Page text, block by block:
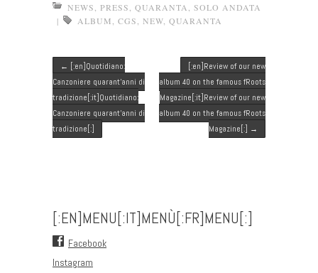
NEWS PRESS QUARANTA
SOLO ANDATA
|
ALBUM CGS NEW QUARANTA
Post navigation
← [:en]Quotidiano:
Canzoniere quarant’anni di
tradizione[:it]Quotidiano:
Canzoniere quarant’anni di
tradizione[:]
[:en]Review of our new
album 40 on the famous fRoots
Magazine[:it]Review of our new
album 40 on the famous fRoots
Magazine[:] →
[:EN]MENU[:IT]MENÙ[:FR]MENU[:]
Facebook
Instagram